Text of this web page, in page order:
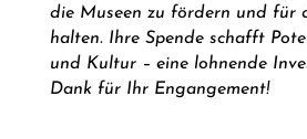
die Museen zu fördern und für
halten. Ihre Spende schafft
und Kultur – eine lohnende
Dank für Ihr Engangement!